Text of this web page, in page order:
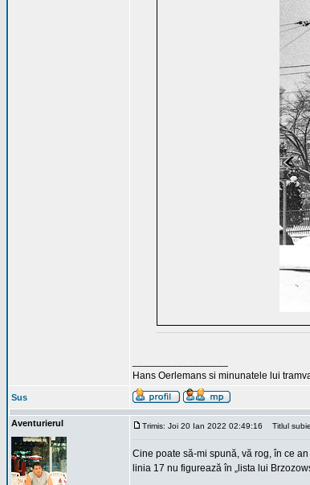
Hans Oerlemans si minunatele lui
Sus
Aventurierul Trimis: Joi 20 Ian 2022 02:49:16 Titlul
Cine poate să-mi spună, vă rog, în ce
linia 17 nu figurează în „lista lui